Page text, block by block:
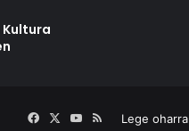
Lege oharra
FacebookYouTube
RSS